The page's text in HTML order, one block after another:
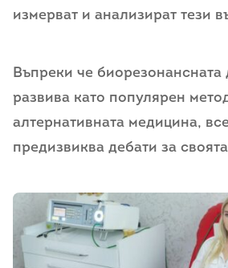
измерват и анализират тези
Въпреки че биорезонансната
развива като популярен
алтернативната медицина,
предизвиква дебати за